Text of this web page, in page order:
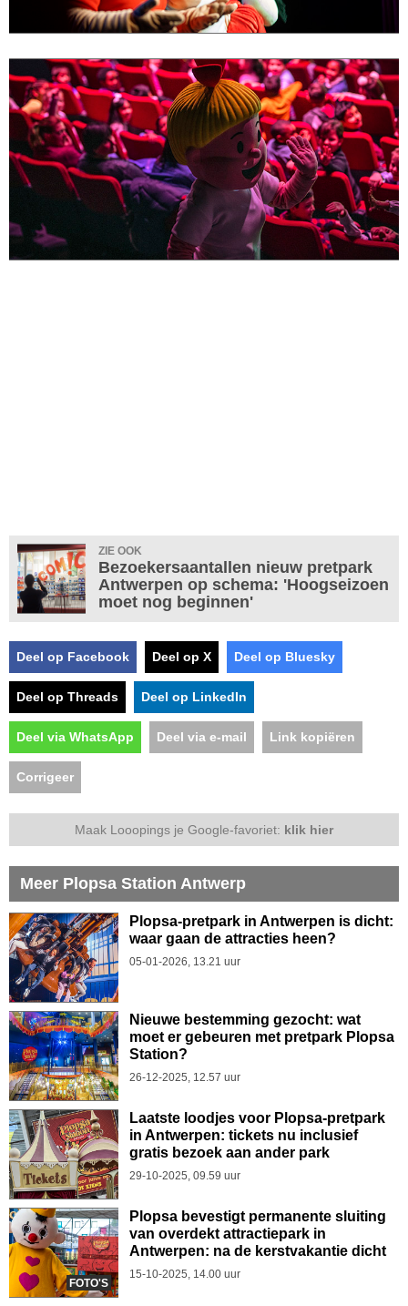
ZIE OOK
Bezoekersaantallen nieuw pretpark
Antwerpen op schema: 'Hoogseizoen
moet nog beginnen'
Deel op Facebook Deel op X Deel op Bluesky
Deel op Threads Deel op LinkedIn
Deel via WhatsApp Deel via e-mail Link kopiëren
Corrigeer
Maak Looopings je Google-favoriet: klik hier
Meer Plopsa Station Antwerp
Plopsa-pretpark in Antwerpen is dicht:
waar gaan de attracties heen?
05-01-2026, 13.21 uur
Nieuwe bestemming gezocht: wat
moet er gebeuren met pretpark Plopsa
Station?
26-12-2025, 12.57 uur
Laatste loodjes voor Plopsa-pretpark
in Antwerpen: tickets nu inclusief
gratis bezoek aan ander park
29-10-2025, 09.59 uur
FOTO'S
Plopsa bevestigt permanente sluiting
van overdekt attractiepark in
Antwerpen: na de kerstvakantie dicht
15-10-2025, 14.00 uur